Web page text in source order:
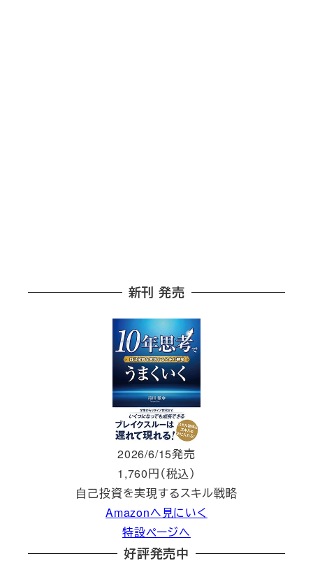
新刊 発売
2026/6/15発売
1,760円（税込）
自己投資を実現するスキル戦略
Amazonへ見にいく
特設ページへ
好評発売中